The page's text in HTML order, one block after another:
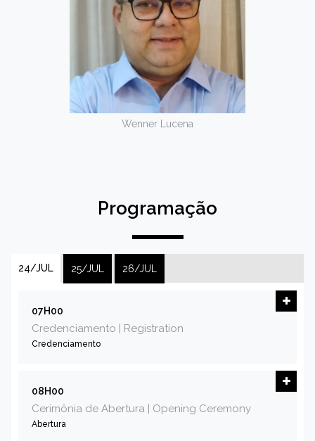
Wenner Lucena
Programação
24/JUL 25/JUL 26/JUL
07H00
Credenciamento | Registration
Credenciamento
08H00
Cerimônia de Abertura | Opening Ceremony
Abertura